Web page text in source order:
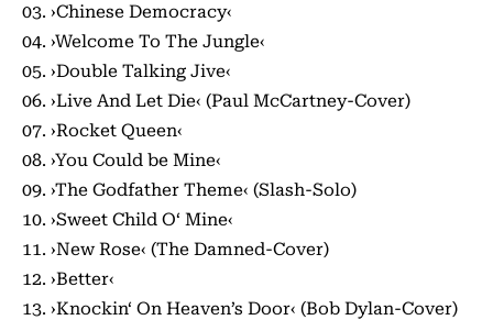
03. ›Chinese Democracy‹
04. ›Welcome To The Jungle‹
05. ›Double Talking Jive‹
06. ›Live And Let Die‹ (Paul McCartney-Cover)
07. ›Rocket Queen‹
08. ›You Could be Mine‹
09. ›The Godfather Theme‹ (Slash-Solo)
10. ›Sweet Child O‘ Mine‹
11. ›New Rose‹ (The Damned-Cover)
12. ›Better‹
13. ›Knockin‘ On Heaven’s Door‹ (Bob Dylan-Cover)